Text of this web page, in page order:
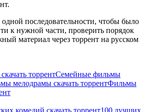
последовательности, чтобы было
к нужной части, проверить порядок
материал через торрент на русском
торрентСемейные фильмы
мелодрамы скачать торрентФильмы
комедий скачать торрент100 лучших